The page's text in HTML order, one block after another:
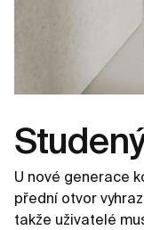
U nové generace
přední otvor
takže uživatelé